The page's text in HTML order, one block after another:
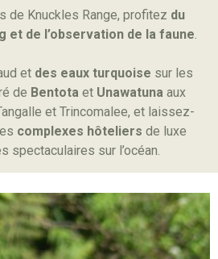
de Knuckles Range, profitez du
et de l’observation de la faune.
et des eaux turquoise sur les
de Bentota et Unawatuna aux
et Trincomalee, et laissez-
complexes hôteliers de luxe
spectaculaires sur l’océan.